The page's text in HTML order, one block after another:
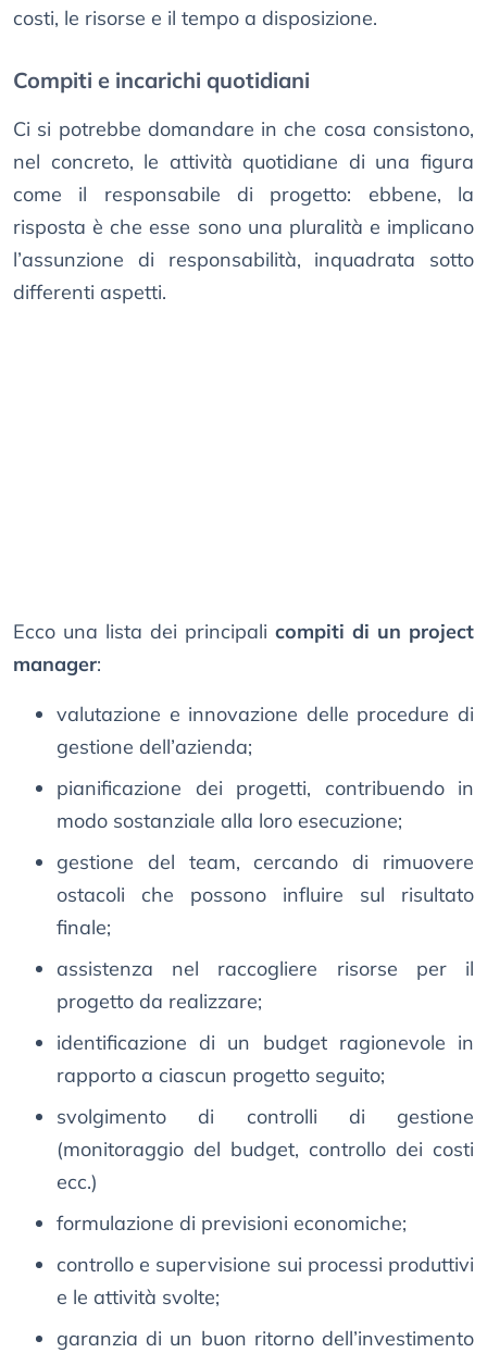
costi, le risorse e il tempo a disposizione.
Compiti e incarichi quotidiani
Ci si potrebbe domandare in che cosa consistono,
nel concreto, le attività quotidiane di una figura
come il responsabile di progetto: ebbene, la
risposta è che esse sono una pluralità e implicano
l’assunzione di responsabilità, inquadrata sotto
differenti aspetti.
Ecco una lista dei principali compiti di un project
manager:
valutazione e innovazione delle procedure di
gestione dell’azienda;
pianificazione dei progetti, contribuendo in
modo sostanziale alla loro esecuzione;
gestione del team, cercando di rimuovere
ostacoli che possono influire sul risultato
finale;
assistenza nel raccogliere risorse per il
progetto da realizzare;
identificazione di un budget ragionevole in
rapporto a ciascun progetto seguito;
svolgimento di controlli di gestione
(monitoraggio del budget, controllo dei costi
ecc.)
formulazione di previsioni economiche;
controllo e supervisione sui processi produttivi
e le attività svolte;
garanzia di un buon ritorno dell’investimento